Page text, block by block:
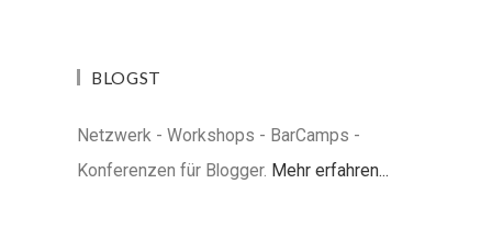
BLOGST
Netzwerk - Workshops - BarCamps -
Konferenzen für Blogger. Mehr erfahren...